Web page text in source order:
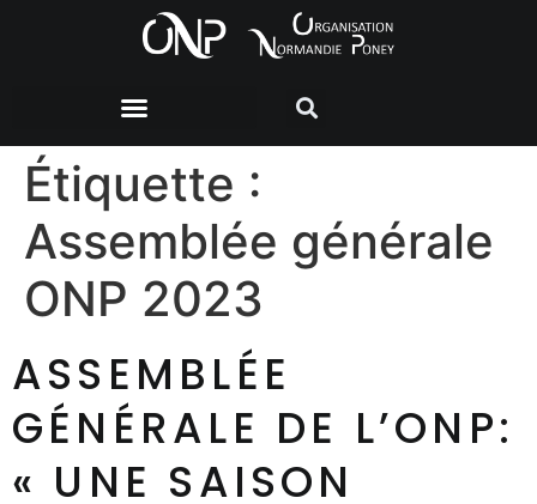
Étiquette :
Assemblée générale
ONP 2023
ASSEMBLÉE
GÉNÉRALE DE L’ONP:
« UNE SAISON